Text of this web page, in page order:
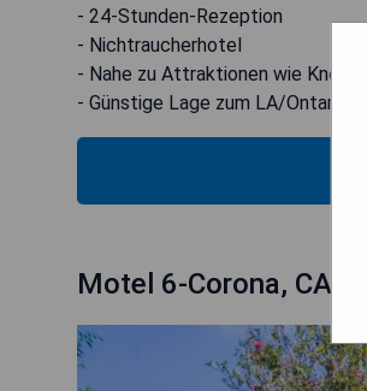
- 24-Stunden-Rezeption
- Nichtraucherhotel
- Nahe zu Attraktionen wie Knotts
- Günstige Lage zum LA/Ontario
Motel 6-Corona, CA